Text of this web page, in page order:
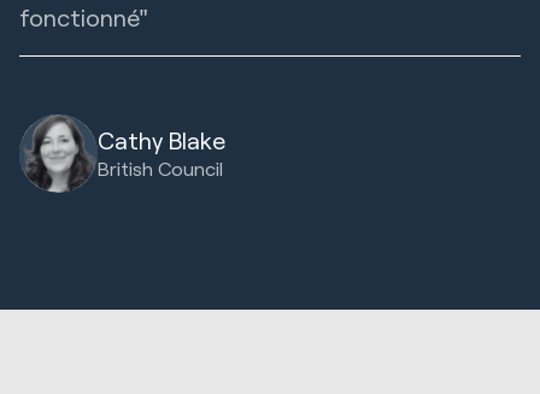
Cathy Blake
British Council
fonctionné"